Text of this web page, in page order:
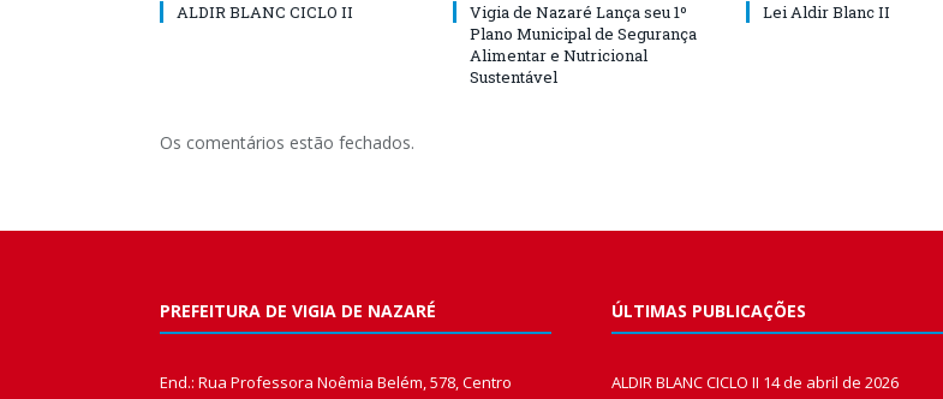
ALDIR BLANC CICLO II
Vigia de Nazaré Lança seu 1º
Plano Municipal de Segurança
Alimentar e Nutricional
Sustentável
Lei Aldir Blanc II
Os comentários estão fechados.
PREFEITURA DE VIGIA DE NAZARÉ
End.: Rua Professora Noêmia Belém, 578, Centro
ÚLTIMAS PUBLICAÇÕES
ALDIR BLANC CICLO II 14 de abril de 2026